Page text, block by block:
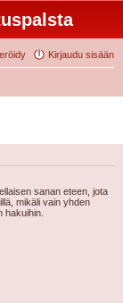
Kirjaudu sisään
sanan eteen, jota
mikäli vain yhden
hakuihin.